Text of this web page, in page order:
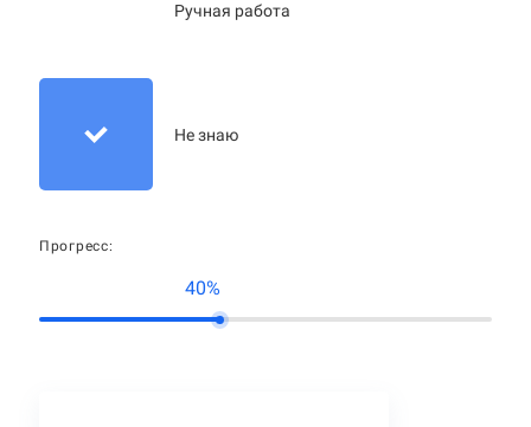
Ручная работа
Не знаю
Прогресс:
40%